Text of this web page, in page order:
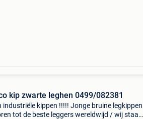
kip zwarte leghen 0499/082381
industriële kippen !!!!! Jonge bruine legkippen
tot de beste leggers wereldwijd / wij staan